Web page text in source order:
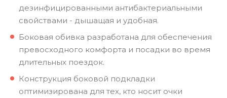
дезинфицированными антибактериальными
свойствами - дышащая и удобная.
Боковая обивка разработана для обеспечения
превосходного комфорта и посадки во время
длительных поездок.
Конструкция боковой подкладки
оптимизирована для тех, кто носит очки